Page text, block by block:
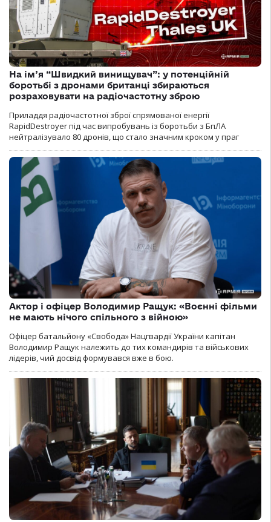
На ім’я “Швидкий винищувач”: у потенційній
боротьбі з дронами британці збираються
розраховувати на радіочастотну зброю
Приладдя радіочастотної зброї спрямованої енергії
RapidDestroyer під час випробувань із боротьби з БпЛА
нейтралізувало 80 дронів, що стало значним кроком у праг
Актор і офіцер Володимир Ращук: «Воєнні фільми
не мають нічого спільного з війною»
Офіцер батальйону «Свобода» Нацгвардії України капітан
Володимир Ращук належить до тих командирів та військових
лідерів, чий досвід формувався вже в бою.